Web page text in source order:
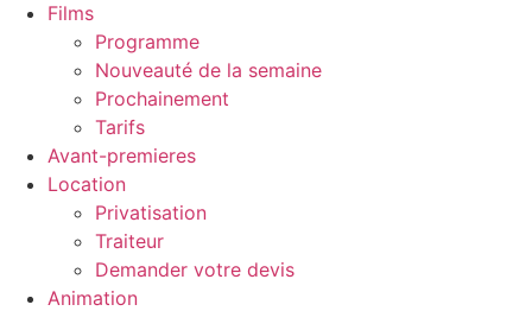
Films
Programme
Nouveauté de la semaine
Prochainement
Tarifs
Avant-premieres
Location
Privatisation
Traiteur
Demander votre devis
Animation